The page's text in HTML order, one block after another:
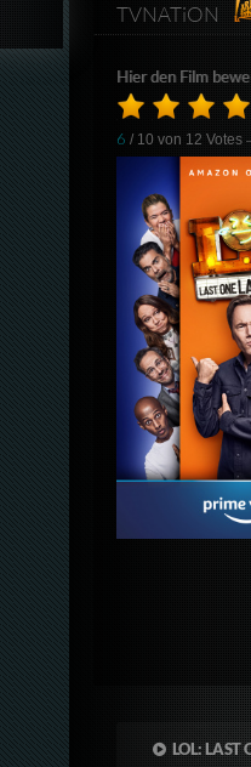
TVNATiON
Hier den Film
6 / 10 von 12 Votes
LOL: LAST